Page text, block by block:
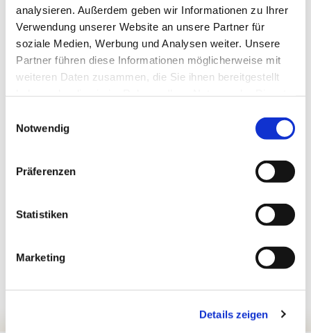
analysieren. Außerdem geben wir Informationen zu Ihrer
Verwendung unserer Website an unsere Partner für
soziale Medien, Werbung und Analysen weiter. Unsere
Partner führen diese Informationen möglicherweise mit
weiteren Daten zusammen, die Sie ihnen bereitgestellt
Notwendig
Präferenzen
Statistiken
Marketing
Details zeigen